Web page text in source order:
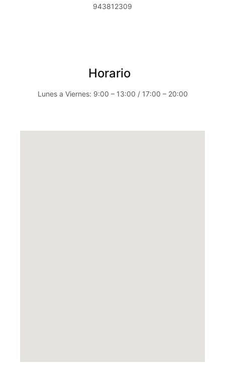
943812309
Horario
Lunes a Viernes: 9:00 – 13:00 / 17:00 – 20:00